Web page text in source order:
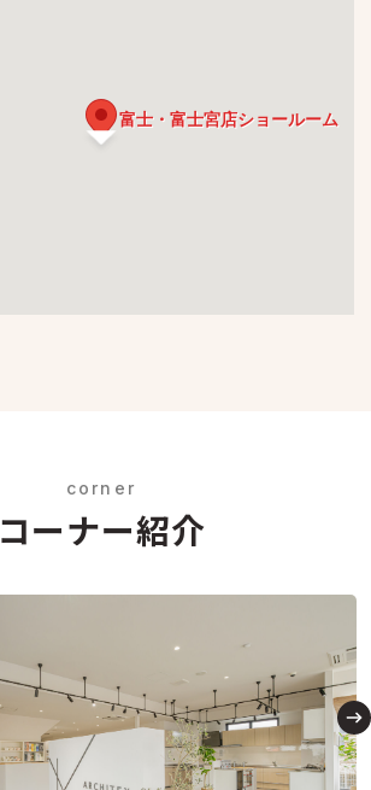
富士・富士宮店ショールーム
corner
コーナー紹介